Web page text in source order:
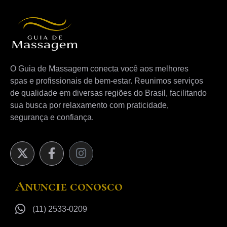
O Guia de Massagem conecta você aos melhores
spas e profissionais de bem-estar. Reunimos serviços
de qualidade em diversas regiões do Brasil, facilitando
sua busca por relaxamento com praticidade,
segurança e confiança.
Anuncie conosco
(11) 2533-0209